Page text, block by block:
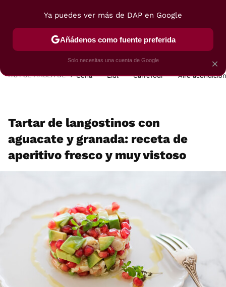
POSTRES VIAJES SELECCIÓN VEGUI
HOY SE HABLA DE Cena Lidl Carrefour Aire
Tartar de langostinos con
aguacate y granada: receta de
aperitivo fresco y muy vistoso
×
Ya puedes ver más de DAP en Google
Añádenos como fuente preferida
Solo necesitas una cuenta de Google